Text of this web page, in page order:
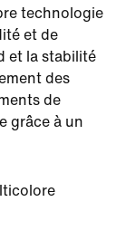
technologie
et de
et la stabilité
des
de
grâce à un